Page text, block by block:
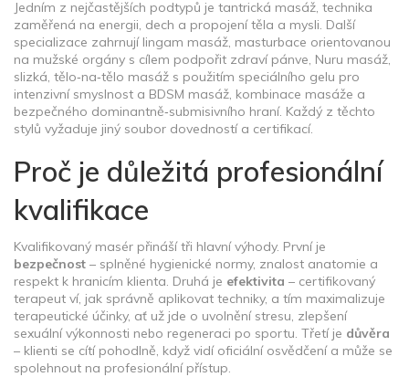
Jedním z nejčastějších podtypů je tantrická masáž, technika
zaměřená na energii, dech a propojení těla a mysli. Další
specializace zahrnují lingam masáž, masturbace orientovanou
na mužské orgány s cílem podpořit zdraví pánve, Nuru masáž,
slizká, tělo‑na‑tělo masáž s použitím speciálního gelu pro
intenzivní smyslnost a BDSM masáž, kombinace masáže a
bezpečného dominantně‑submisivního hraní. Každý z těchto
stylů vyžaduje jiný soubor dovedností a certifikací.
Proč je důležitá profesionální
kvalifikace
Kvalifikovaný masér přináší tři hlavní výhody. První je
bezpečnost – splněné hygienické normy, znalost anatomie a
respekt k hranicím klienta. Druhá je efektivita – certifikovaný
terapeut ví, jak správně aplikovat techniky, a tím maximalizuje
terapeutické účinky, ať už jde o uvolnění stresu, zlepšení
sexuální výkonnosti nebo regeneraci po sportu. Třetí je důvěra
– klienti se cítí pohodlně, když vidí oficiální osvědčení a může se
spolehnout na profesionální přístup.